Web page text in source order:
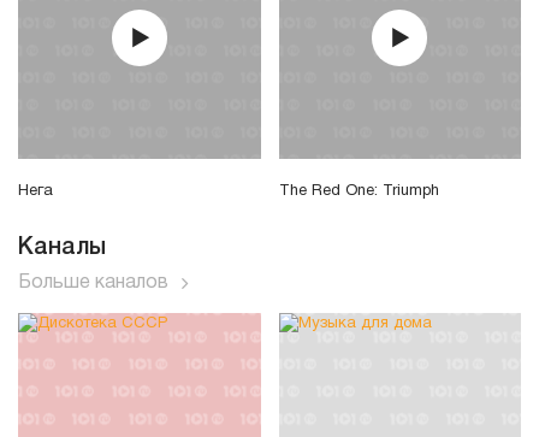
Нега The Red One: Triumph
Каналы
Больше каналов